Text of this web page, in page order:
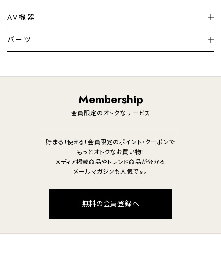
加湿器・空気清浄機
暖房機 掃除機
調理家電 生活家電
シーリングライト
デスクライト
AV機器
テレビ
パーツ
Membership
会員限定のオトクなサービス
貯まる！使える！会員限定のポイント・クーポンで
もっとオトクなお買い物！
メディア掲載商品やトレンド商品が分かる
メールマガジンも人気です。
無料の会員登録へ